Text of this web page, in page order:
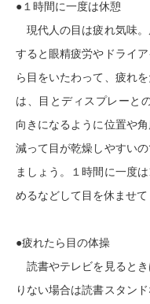
●１時間に一度は休憩
現代人の目は疲れ気味。
すると眼精疲労やドライ
ら目をいたわって、疲れ
は、目とディスプレーと
向きになるように位置や
減って目が乾燥しやすい
ましょう。１時間に一度は
めるなどして目を休ませて
●疲れたら目の体操
読書やテレビを見るとき
りない場合は読書スタン